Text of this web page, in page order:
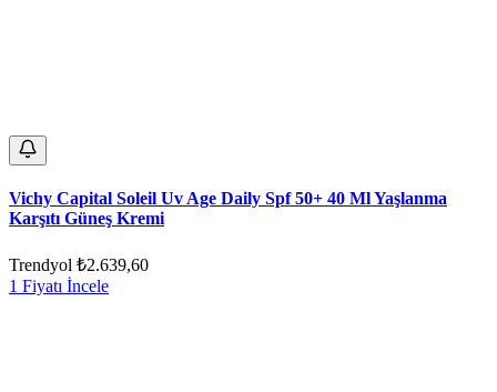
Vichy Capital Soleil Uv Age Daily Spf 50+ 40 Ml Yaşlanma
Karşıtı Güneş Kremi
Trendyol ₺2.639,60
1 Fiyatı İncele